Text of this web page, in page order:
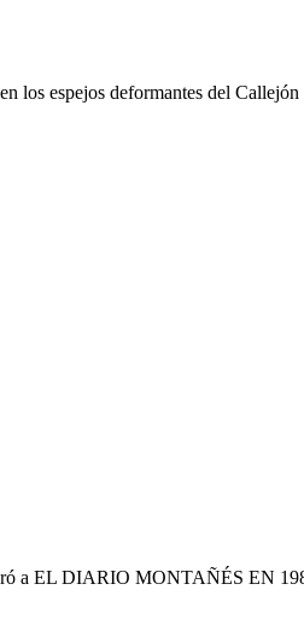
espejos deformantes del
a EL DIARIO MONTAÑÉS EN